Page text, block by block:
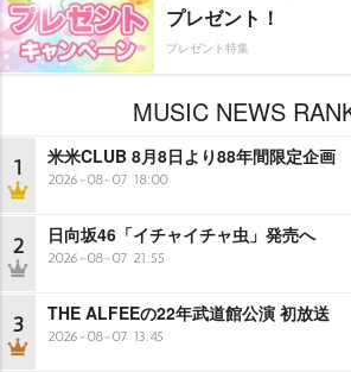
プレゼント！
プレゼント特集
MUSIC NEWS
1 米米CLUB 8月8日より88年間限定企画
2026-08-07 18:00
2 日向坂46「イチャイチャ虫」発売へ
2026-08-07 21:55
3 THE ALFEEの22年武道館公演 初放送
2026-08-07 13:45